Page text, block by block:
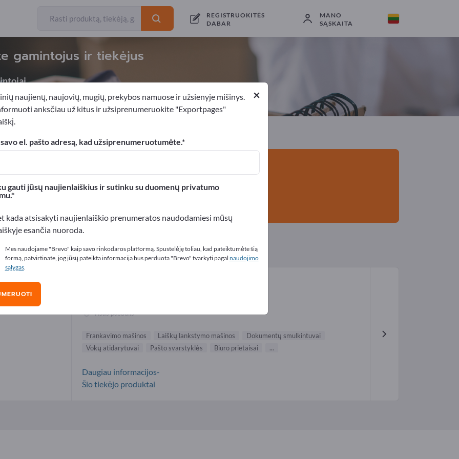
REGISTRUOKITĖS
DABAR
MANO
SĄSKAITA
gamintojus ir tiekėjus
Eksportuotojai 1 Gamintojai
kontaktai >> pradėkite čia
Exportpages svetainėje.
>> publikuokite čia
mašinos tiekėjai (1)
Visas pasaulis
Frankavimo mašinos Laiškų lankstymo mašinos
Dokumentų smulkintuvai
Vokų atidarytuvai
Pašto svarstyklės Biuro prietaisai ...
Daugiau informacijos-
Šio tiekėjo produktai
×
naujienų, naujovių, mugių, prekybos namuose ir užsienyje mišinys.
anksčiau už kitus ir užsiprenumeruokite "Exportpages"
el. pašto adresą, kad užsiprenumeruotumėte.
gauti jūsų naujienlaiškius ir sutinku su duomenų privatumo
kada atsisakyti naujienlaiškio prenumeratos naudodamiesi mūsų
esančia nuoroda.
Mes naudojame "Brevo" kaip savo rinkodaros platformą. Spustelėję toliau, kad pateiktumėte šią
formą, patvirtinate, jog jūsų pateikta informacija bus perduota "Brevo" tvarkyti pagal naudojimo
sąlygas.